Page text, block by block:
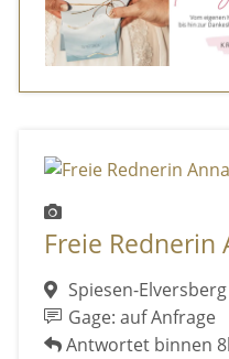
Freie Rednerin
Spiesen-Elversberg
Gage: auf Anfrage
Antwortet binnen